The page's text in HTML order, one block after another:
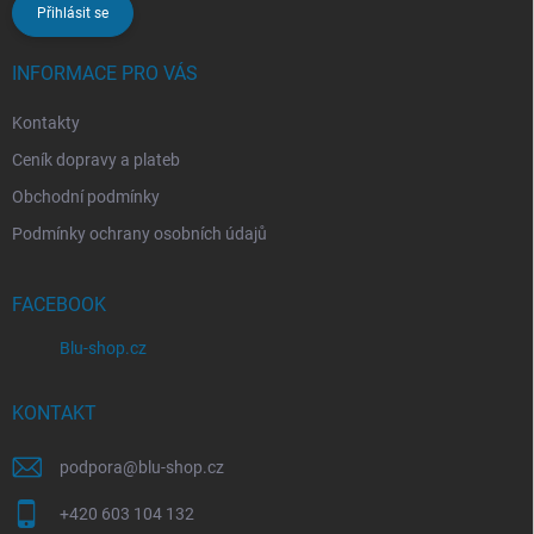
Přihlásit se
INFORMACE PRO VÁS
Kontakty
Ceník dopravy a plateb
Obchodní podmínky
Podmínky ochrany osobních údajů
FACEBOOK
Blu-shop.cz
KONTAKT
podpora@blu-shop.cz
+420 603 104 132